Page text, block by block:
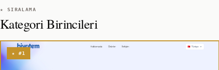
★ SIRALAMA
Kategori Birincileri
★ #1